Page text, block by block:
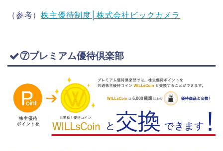
（参考）株主優待制度│株式会社ビックカメラ
⑦プレミアム優待倶楽部